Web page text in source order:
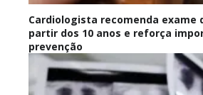
Cardiologista recomenda exame
partir dos 10 anos e reforça
prevenção